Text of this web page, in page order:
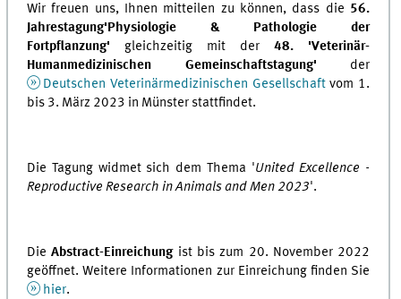
Wir freuen uns, Ihnen mitteilen zu können, dass die 56.
Jahrestagung' Physiologie & Pathologie der
Fortpflanzung' gleichzeitig mit der48. 'Veterinär-
Humanmedizinischen Gemeinschaftstagung' der
Deutschen Veterinärmedizinischen Gesellschaftvom 1.
bis 3. März 2023 in Münster stattfindet.
Die Tagung widmet sich dem Thema 'United Excellence -
Reproductive Research in Animals and Men 2023'.
DieAbstract-Einreichungist bis zum 20. November 2022
geöffnet. Weitere Informationen zur Einreichung finden Sie
hier.